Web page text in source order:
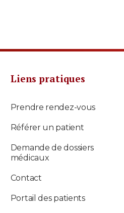
Liens pratiques
Prendre rendez-vous
Référer un patient
Demande de dossiers
médicaux
Contact
Portail des patients